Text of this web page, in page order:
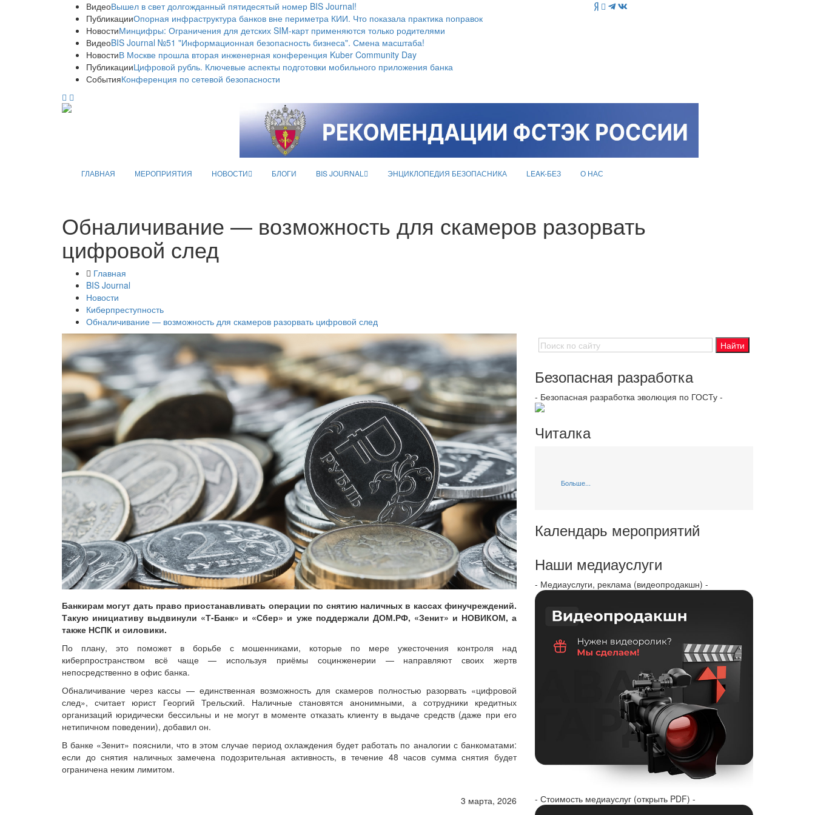
ВидеоВышел в свет долгожданный пятидесятый номер BIS Journal!
ПубликацииОпорная инфраструктура банков вне периметра КИИ. Что показала практика поправок
НовостиМинцифры: Ограничения для детских SIM-карт применяются только родителями
ВидеоBIS Journal №51 "Информационная безопасность бизнеса". Смена масштаба!
НовостиВ Москве прошла вторая инженерная конференция Kuber Community Day
ПубликацииЦифровой рубль. Ключевые аспекты подготовки мобильного приложения банка
СобытияКонференция по сетевой безопасности
ГЛАВНАЯ МЕРОПРИЯТИЯ НОВОСТИ БЛОГИ BIS JOURNAL ЭНЦИКЛОПЕДИЯ БЕЗОПАСНИКА LEAK-БЕЗ О НАС
Обналичивание — возможность для скамеров разорвать
цифровой след
Главная
BIS Journal
Новости
Киберпреступность
Обналичивание — возможность для скамеров разорвать цифровой след
Банкирам могут дать право приостанавливать операции по снятию наличных в кассах финучреждений.
Такую инициативу выдвинули «Т-Банк» и «Сбер» и уже поддержали ДОМ.РФ, «Зенит» и НОВИКОМ, а
также НСПК и силовики.
По плану, это поможет в борьбе с мошенниками, которые по мере ужесточения контроля над
киберпространством всё чаще — используя приёмы социнженерии — направляют своих жертв
непосредственно в офис банка.
Обналичивание через кассы — единственная возможность для скамеров полностью разорвать «цифровой
след», считает юрист Георгий Трельский. Наличные становятся анонимными, а сотрудники кредитных
организаций юридически бессильны и не могут в моменте отказать клиенту в выдаче средств (даже при его
нетипичном поведении), добавил он.
В банке «Зенит» пояснили, что в этом случае период охлаждения будет работать по аналогии с банкоматами:
если до снятия наличных замечена подозрительная активность, в течение 48 часов сумма снятия будет
ограничена неким лимитом.
3 марта, 2026
Безопасная разработка
- Безопасная разработка эволюция по ГОСТу -
Читалка
Больше...
Календарь мероприятий
Наши медиауслуги
- Медиауслуги, реклама (видеопродакшн) -
- Стоимость медиауслуг (открыть PDF) -